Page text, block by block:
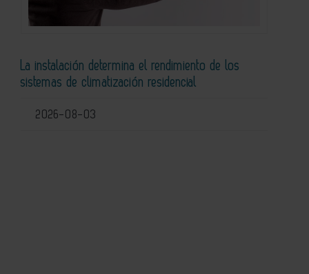
La instalación determina el rendimiento de los
sistemas de climatización residencial
2026-08-03